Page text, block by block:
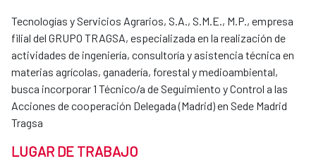
Tecnologías y Servicios Agrarios, S.A., S.M.E., M.P., empresa
filial del GRUPO TRAGSA, especializada en la realización de
actividades de ingeniería, consultoría y asistencia técnica en
materias agrícolas, ganadería, forestal y medioambiental,
busca incorporar 1 Técnico/a de Seguimiento y Control a las
Acciones de cooperación Delegada (Madrid) en Sede Madrid
Tragsa
LUGAR DE TRABAJO